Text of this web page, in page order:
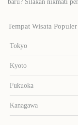
baru? Silakan nikmati
Tempat Wisata Populer
Tokyo
Kyoto
Fukuoka
Kanagawa